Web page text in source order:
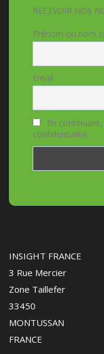
RECEVOIR NOS
Prénom ou nom
Email
En
confidentialité
INSIGHT FRANCE
3 Rue Mercier
Zone Taillefer
33450
MONTUSSAN
FRANCE